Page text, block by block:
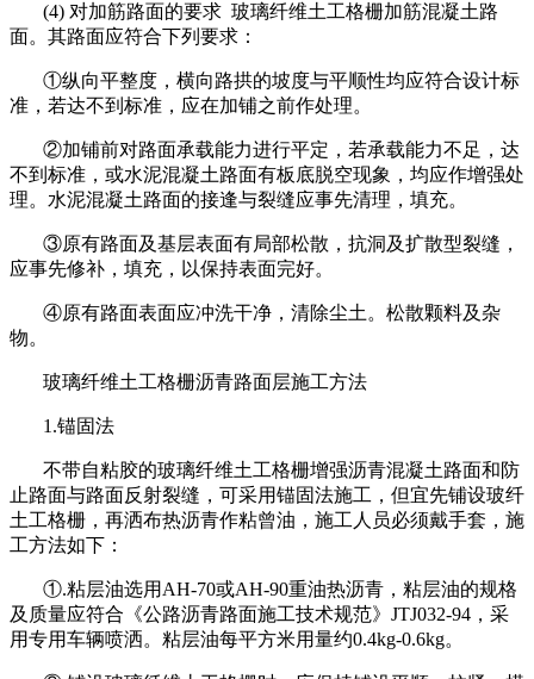
(4) 对加筋路面的要求 玻璃纤维土工格栅加筋混凝土路
面。其路面应符合下列要求：
①纵向平整度，横向路拱的坡度与平顺性均应符合设计标
准，若达不到标准，应在加铺之前作处理。
②加铺前对路面承载能力进行平定，若承载能力不足，达
不到标准，或水泥混凝土路面有板底脱空现象，均应作增强处
理。水泥混凝土路面的接逢与裂缝应事先清理，填充。
③原有路面及基层表面有局部松散，抗洞及扩散型裂缝，
应事先修补，填充，以保持表面完好。
④原有路面表面应冲洗干净，清除尘土。松散颗料及杂
物。
玻璃纤维土工格栅沥青路面层施工方法
1.锚固法
不带自粘胶的玻璃纤维土工格栅增强沥青混凝土路面和防
止路面与路面反射裂缝，可采用锚固法施工，但宜先铺设玻纤
土工格栅，再洒布热沥青作粘曾油，施工人员必须戴手套，施
工方法如下：
①.粘层油选用 AH-70或AH-90重油热沥青，粘层油的规格
及质量应符合《公路沥青路面施工技术规范》 JTJ032-94 ，采
用专用车辆喷洒。粘层油每平方米用量约0.4kg-0.6kg。